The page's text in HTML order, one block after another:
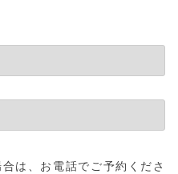
は、お電話でご予約くださ